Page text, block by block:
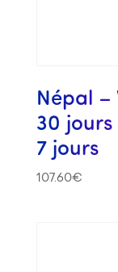
Népal –
30
7 jours
107.60€